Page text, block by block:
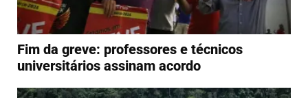
Fim da greve: professores e técnicos
universitários assinam acordo